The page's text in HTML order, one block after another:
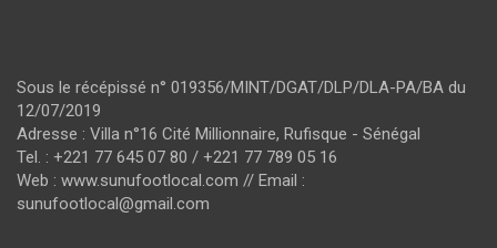
Sous le récépissé n° 019356/MINT/DGAT/DLP/DLA-PA/BA du
12/07/2019
Adresse : Villa n°16 Cité Millionnaire, Rufisque - Sénégal
Tel. : +221 77 645 07 80 / +221 77 789 05 16
Web : www.sunufootlocal.com // Email :
sunufootlocal@gmail.com